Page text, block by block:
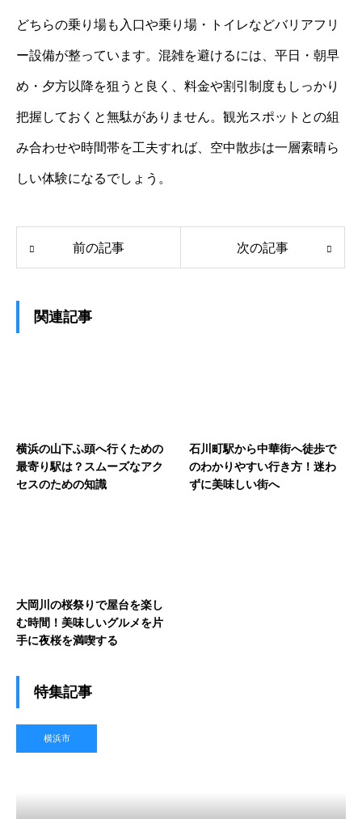
どちらの乗り場も入口や乗り場・トイレなどバリアフリ
ー設備が整っています。混雑を避けるには、平日・朝早
め・夕方以降を狙うと良く、料金や割引制度もしっかり
把握しておくと無駄がありません。観光スポットとの組
み合わせや時間帯を工夫すれば、空中散歩は一層素晴ら
しい体験になるでしょう。
前の記事 次の記事
関連記事
横浜の山下ふ頭へ行くための
最寄り駅は？スムーズなアク
セスのための知識
石川町駅から中華街へ徒歩で
のわかりやすい行き方！迷わ
ずに美味しい街へ
大岡川の桜祭りで屋台を楽し
む時間！美味しいグルメを片
手に夜桜を満喫する
特集記事
横浜市